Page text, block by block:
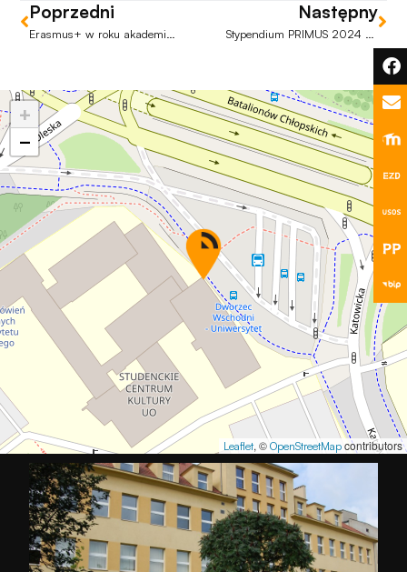
Poprzedni Następny
+
−
Leaflet, © OpenStreetMap contributors
odwiedzania naszej
zobaczenie
spersonalizowanych
treści i ofert.